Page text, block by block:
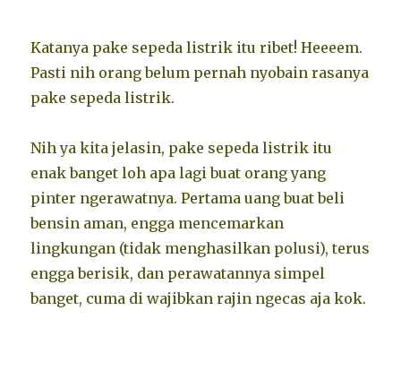
Katanya pake sepeda listrik itu ribet! Heeeem.
Pasti nih orang belum pernah nyobain rasanya
pake sepeda listrik.
Nih ya kita jelasin, pake sepeda listrik itu
enak banget loh apa lagi buat orang yang
pinter ngerawatnya. Pertama uang buat beli
bensin aman, engga mencemarkan
lingkungan (tidak menghasilkan polusi), terus
engga berisik, dan perawatannya simpel
banget, cuma di wajibkan rajin ngecas aja kok.